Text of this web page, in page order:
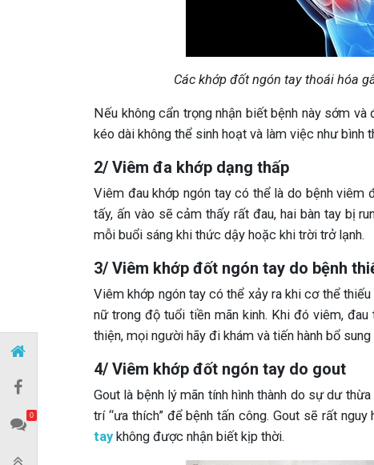
Các khớp đốt ngón tay thoái hóa
Nếu không cẩn trọng nhận biết bệnh này sớm
kéo dài không thể sinh hoạt và làm việc như bình
2/ Viêm đa khớp dạng thấp
Viêm đau khớp ngón tay có thể là do bệnh viêm
tấy, ấn vào sẽ cảm thấy rất đau, hai bàn tay bị
mỗi buổi sáng khi thức dậy hoặc khi trời trở lạnh.
3/ Viêm khớp đốt ngón tay do bệnh
Viêm khớp ngón tay có thể xảy ra khi cơ thể
nữ trong độ tuổi tiền mãn kinh. Khi đó viêm,
thiện, mọi người hãy đi khám và tiến hành bổ
4/ Viêm khớp đốt ngón tay do gout
Gout là bệnh lý mãn tính hình thành do sự dư
trí “ưa thích” để bệnh tấn công. Gout sẽ rất
taykhông được nhận biết kịp thời.
0